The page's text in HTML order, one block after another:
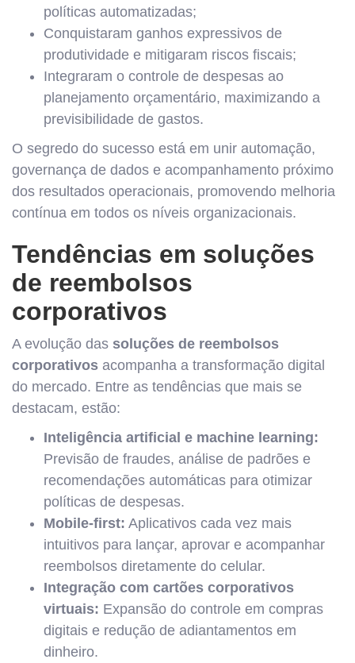
políticas automatizadas;
Conquistaram ganhos expressivos de
produtividade e mitigaram riscos fiscais;
Integraram o controle de despesas ao
planejamento orçamentário, maximizando a
previsibilidade de gastos.
O segredo do sucesso está em unir automação,
governança de dados e acompanhamento próximo
dos resultados operacionais, promovendo melhoria
contínua em todos os níveis organizacionais.
Tendências em soluções
de reembolsos
corporativos
A evolução das soluções de reembolsos
corporativos acompanha a transformação digital
do mercado. Entre as tendências que mais se
destacam, estão:
Inteligência artificial e machine learning:
Previsão de fraudes, análise de padrões e
recomendações automáticas para otimizar
políticas de despesas.
Mobile-first: Aplicativos cada vez mais
intuitivos para lançar, aprovar e acompanhar
reembolsos diretamente do celular.
Integração com cartões corporativos
virtuais: Expansão do controle em compras
digitais e redução de adiantamentos em
dinheiro.